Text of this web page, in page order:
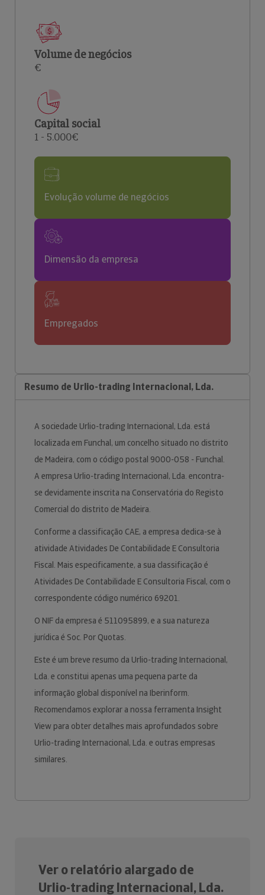
Volume de negócios
€
Capital social
1 - 5.000€
Evolução volume de negócios
Dimensão da empresa
Empregados
Resumo de Urlio-trading Internacional, Lda.
A sociedade Urlio-trading Internacional, Lda. está
localizada em Funchal, um concelho situado no distrito
de Madeira, com o código postal 9000-058 - Funchal.
A empresa Urlio-trading Internacional, Lda. encontra-
se devidamente inscrita na Conservatória do Registo
Comercial do distrito de Madeira.
Conforme a classificação CAE, a empresa dedica-se à
atividade Atividades De Contabilidade E Consultoria
Fiscal. Mais especificamente, a sua classificação é
Atividades De Contabilidade E Consultoria Fiscal, com o
correspondente código numérico 69201.
O NIF da empresa é 511095899, e a sua natureza
jurídica é Soc. Por Quotas.
Este é um breve resumo da Urlio-trading Internacional,
Lda. e constitui apenas uma pequena parte da
informação global disponível na Iberinform.
Recomendamos explorar a nossa ferramenta Insight
View para obter detalhes mais aprofundados sobre
Urlio-trading Internacional, Lda. e outras empresas
similares.
Ver o relatório alargado de
Urlio-trading Internacional, Lda.